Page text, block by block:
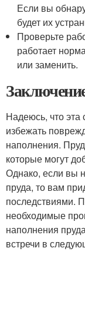
Если вы
будет их
Проверьте
работает
или заменить.
Надеюсь, что эта
избежать
наполнения.
которые могут
Однако, если вы
пруда, то вам
последствиями.
необходимые
наполнения
встречи в